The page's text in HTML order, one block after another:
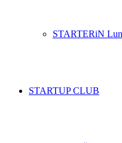
STARTERiN
STARTUP CLUB